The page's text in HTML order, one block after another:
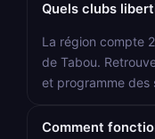
Quels clubs
La région compte
de Tabou.
et programme des
Comment